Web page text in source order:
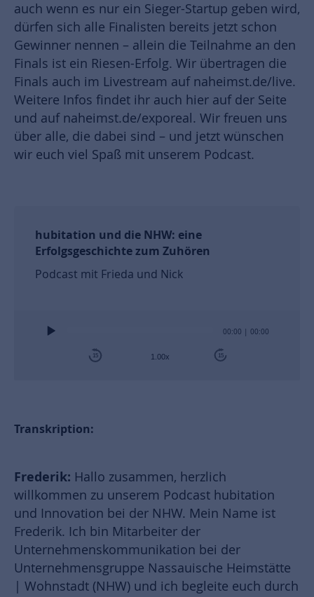
auch wenn es nur ein Sieger-Startup geben wird,
dürfen sich alle Finalisten bereits jetzt schon
Gewinner nennen – allein die Teilnahme an den
Finals ist ein Riesen-Erfolg. Wir übertragen die
Finals auch im Livestream auf naheimst.de/live.
Weitere Infos findet ihr auch hier auf der Seite
und auf naheimst.de/exporeal. Wir freuen uns
über alle, die dabei sind – und jetzt wünschen
wir euch viel Spaß mit unserem Podcast.
hubitation und die NHW: eine
Erfolgsgeschichte zum Zuhören
Podcast mit Frieda und Nick
Audio
00:00 00:00
15 1.00x 15
Transkription:
Frederik: Hallo zusammen, herzlich
willkommen zu unserem Podcast hubitation
und Innovation bei der NHW. Mein Name ist
Frederik. Ich bin Mitarbeiter der
Unternehmenskommunikation bei der
Unternehmensgruppe Nassauische Heimstätte
| Wohnstadt (NHW) und ich begleite euch durch